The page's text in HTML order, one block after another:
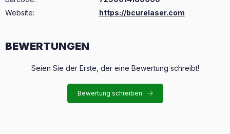
Website:
https://bcurelaser.com
BEWERTUNGEN
Seien Sie der Erste, der eine Bewertung schreibt!
Bewertung schreiben